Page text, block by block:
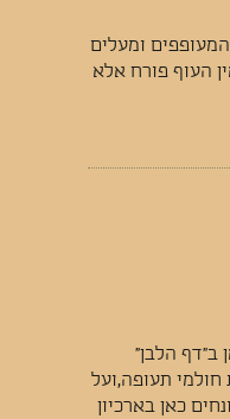
ומעלים
העוף פורח אלא
ב"דף הלבן"
תעופה,ועל
כאן בארכיון